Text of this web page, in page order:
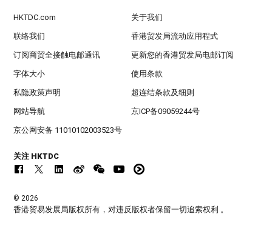
HKTDC.com 关于我们
联络我们 香港贸发局流动应用程式
订阅商贸全接触电邮通讯 更新您的香港贸发局电邮订阅
字体大小 使用条款
私隐政策声明 超连结条款及细则
网站导航 京ICP备09059244号
京公网安备 11010102003523号
关注 HKTDC
© 2026
香港贸易发展局版权所有，对违反版权者保留一切追索权利 。